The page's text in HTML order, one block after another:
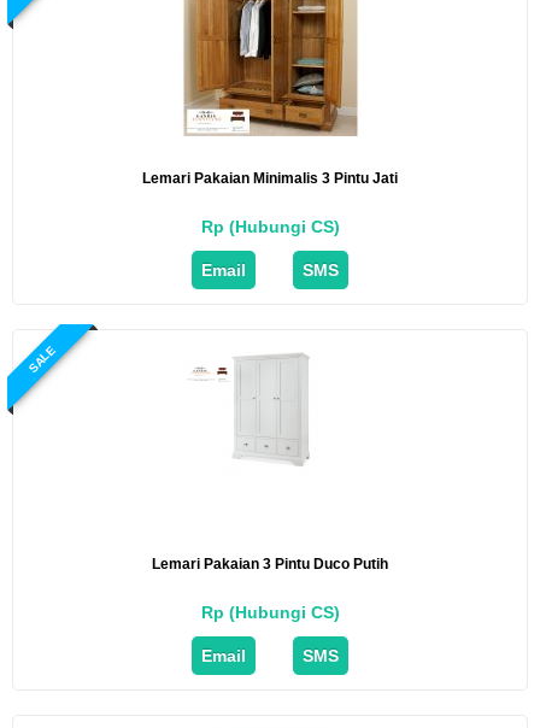
Lemari Pakaian Minimalis 3 Pintu Jati
Rp (Hubungi CS)
Email SMS
SALE
Lemari Pakaian 3 Pintu Duco Putih
Rp (Hubungi CS)
Email SMS